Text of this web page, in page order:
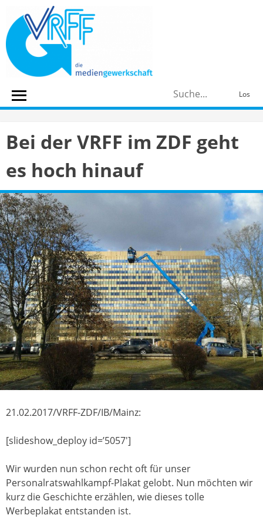
content
Los
Bei der VRFF im ZDF geht
es hoch hinauf
21.02.2017/VRFF-ZDF/IB/Mainz:
[slideshow_deploy id=’5057′]
Wir wurden nun schon recht oft für unser
Personalratswahlkampf-Plakat gelobt. Nun möchten wir
kurz die Geschichte erzählen, wie dieses tolle
Werbeplakat entstanden ist.